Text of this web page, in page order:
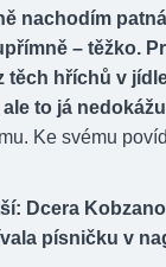
nachodím
– těžko.
těch hříchů v
to já
Ke svému
Dcera
písničku v